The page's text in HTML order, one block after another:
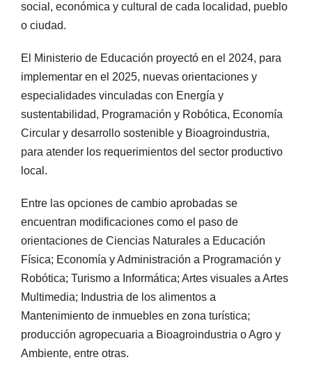
social, económica y cultural de cada localidad, pueblo
o ciudad.
El Ministerio de Educación proyectó en el 2024, para
implementar en el 2025, nuevas orientaciones y
especialidades vinculadas con Energía y
sustentabilidad, Programación y Robótica, Economía
Circular y desarrollo sostenible y Bioagroindustria,
para atender los requerimientos del sector productivo
local.
Entre las opciones de cambio aprobadas se
encuentran modificaciones como el paso de
orientaciones de Ciencias Naturales a Educación
Física; Economía y Administración a Programación y
Robótica; Turismo a Informática; Artes visuales a Artes
Multimedia; Industria de los alimentos a
Mantenimiento de inmuebles en zona turística;
producción agropecuaria a Bioagroindustria o Agro y
Ambiente, entre otras.